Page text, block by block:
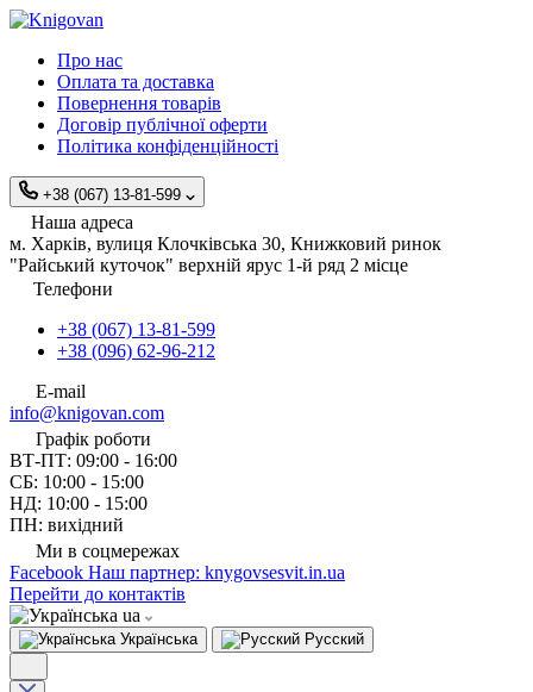
Про нас
Оплата та доставка
Повернення товарів
Договір публічної оферти
Політика конфіденційності
+38 (067) 13-81-599
Наша адреса
м. Харків, вулиця Клочківська 30, Книжковий ринок
"Райський куточок" верхній ярус 1-й ряд 2 місце
Телефони
+38 (067) 13-81-599
+38 (096) 62-96-212
E-mail
info@knigovan.com
Графік роботи
ВТ-ПТ: 09:00 - 16:00
СБ: 10:00 - 15:00
НД: 10:00 - 15:00
ПН: вихідний
Ми в соцмережах
Facebook Наш партнер: knygovsesvit.in.ua
Перейти до контактів
ua
Українська Русский